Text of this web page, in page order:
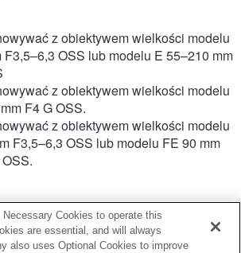
z obiektywem wielkości modelu
F3,5–6,3 OSS lub modelu E 55–210 mm
z obiektywem wielkości modelu
F4 G OSS.
z obiektywem wielkości modelu
F3,5–6,3 OSS lub modelu FE 90 mm
Cookies to operate this
are essential, and will always
also uses Optional Cookies to improve